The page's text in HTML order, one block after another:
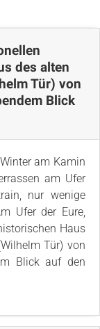
des alten
Tür) von
Blick
am Kamin
am Ufer
nur wenige
Ufer der Eure,
Haus
Tür) von
Blick auf den